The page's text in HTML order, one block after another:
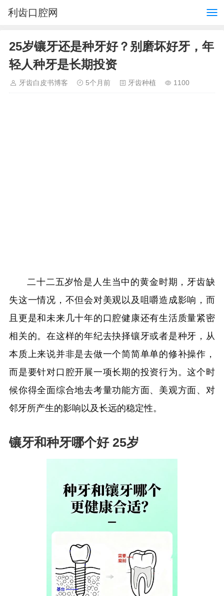
利齿口腔网
25岁镶牙还是种牙好？别磨坏好牙，年
轻人种牙是长期投资
牙齿白皮书博客 5个月前 牙齿种植 1100
二十二五岁恰是人生当中的黄金时期，牙齿缺
失这一情况，不但会对美观以及咀嚼造成影响，而
且更是和未来几十年的口腔健康还有生活质量紧密
相关的。在这样的年纪去抉择镶牙或者是种牙，从
本质上来说并非是去做一个简简单单的修补操作，
而是要针对口腔开展一项长期的投资行为。这个时
候你得全面综合地去考量功能方面、美观方面、对
邻牙所产生的影响以及长远的稳定性。
镶牙和种牙哪个好 25岁